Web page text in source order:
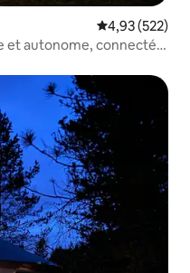
Note
4,93 (522)
et autonome, connectée